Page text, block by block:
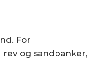
For
og sandbanker,